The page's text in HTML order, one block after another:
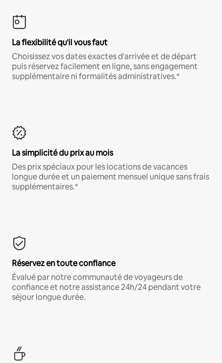
La flexibilité qu'il vous faut
Choisissez vos dates exactes d'arrivée et de départ
puis réservez facilement en ligne, sans engagement
supplémentaire ni formalités administratives.*
La simplicité du prix au mois
Des prix spéciaux pour les locations de vacances
longue durée et un paiement mensuel unique sans frais
supplémentaires.*
Réservez en toute confiance
Évalué par notre communauté de voyageurs de
confiance et notre assistance 24h/24 pendant votre
séjour longue durée.